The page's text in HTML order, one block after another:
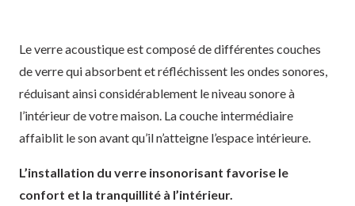
Le verre acoustique est composé de différentes couches
de verre qui absorbent et réfléchissent les ondes sonores,
réduisant ainsi considérablement le niveau sonore à
l’intérieur de votre maison. La couche intermédiaire
affaiblit le son avant qu’il n’atteigne l’espace intérieure.
L’installation du verre insonorisant favorise le
confort et la tranquillité à l’intérieur.